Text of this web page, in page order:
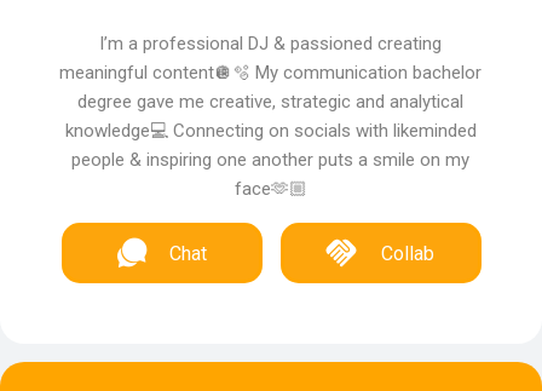
I’m a professional DJ & passioned creating
meaningful content🪩🫧 My communication bachelor
degree gave me creative, strategic and analytical
knowledge💻 Connecting on socials with likeminded
people & inspiring one another puts a smile on my
face🫶🏼
Chat Collab